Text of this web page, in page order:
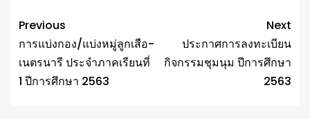
Previous
การแบ่งกอง/แบ่งหมู่ลูกเสือ-
เนตรนารี ประจำภาคเรียนที่
1 ปีการศึกษา 2563
Next
ประกาศการลงทะเบียน
กิจกรรมชุมนุม ปีการศึกษา
2563